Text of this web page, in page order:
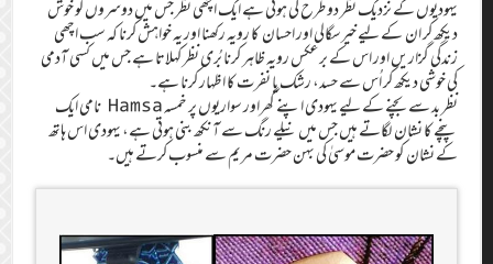
یہودیوں کے نزدیک نظر دو طرح کی ہوتی ہے ایک اچھی نظر جس میں دوسروں کو خوش
دیکھ کر ان کے لیے خیرسگالی اور احسان کا رویہ رکھنا اور یہ خواہش کرنا کہ سب اچھی
زندگی گزاریں اور اس کے برعکس رویہ ظاہر کرنا بُری نظر کہلاتا ہے جس میں کسی آدمی
کی خوشی دیکھ کر اُس سے حسد، رشک یا نفرت کا اظہار کرنا ہے۔
نظر بد سے بچنے کے لیے یہودی اپنے گھراور سواریوں پر خمسہ Hamsa نامی ایک
پنچے کا نشان لگاتے ہیں جس میں نیلے رنگ سے آنکھ بنی ہوتی ہے، یہودی اس ہاتھ
کے نشان کو حضرت موسیٰ کی بہن حضرت مریم سے منسوب کرتے ہیں۔